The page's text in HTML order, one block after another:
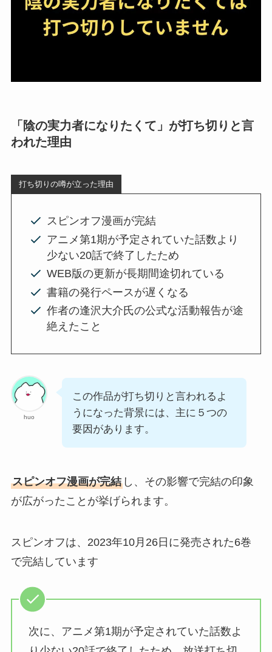
「陰の実力者になりたくて」が打ち切りと言
われた理由
打ち切りの噂が立った理由
スピンオフ漫画が完結
アニメ第1期が予定されていた話数より
少ない20話で終了したため
WEB版の更新が長期間途切れている
書籍の発行ペースが遅くなる
作者の逢沢大介氏の公式な活動報告が途
絶えたこと
huo
この作品が打ち切りと言われるよ
うになった背景には、主に５つの
要因があります。
スピンオフ漫画が完結し、その影響で完結の印象
が広がったことが挙げられます。
スピンオフは、2023年10月26日に発売された6巻
で完結しています
次に、アニメ第1期が予定されていた話数よ